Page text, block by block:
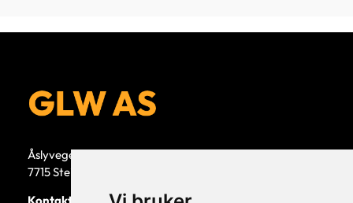
Åslyvegen 5b
7715 Steinkjer